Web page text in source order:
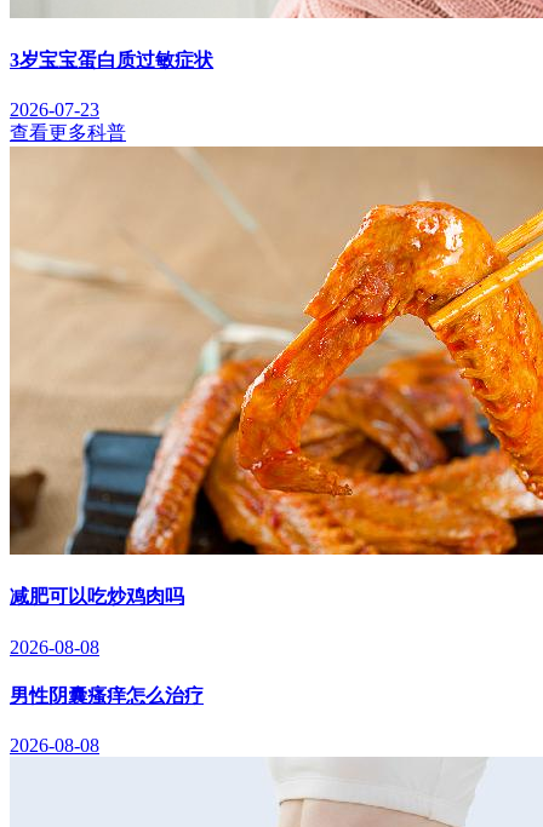
3岁宝宝蛋白质过敏症状
2026-07-23
查看更多科普
减肥可以吃炒鸡肉吗
2026-08-08
男性阴囊瘙痒怎么治疗
2026-08-08